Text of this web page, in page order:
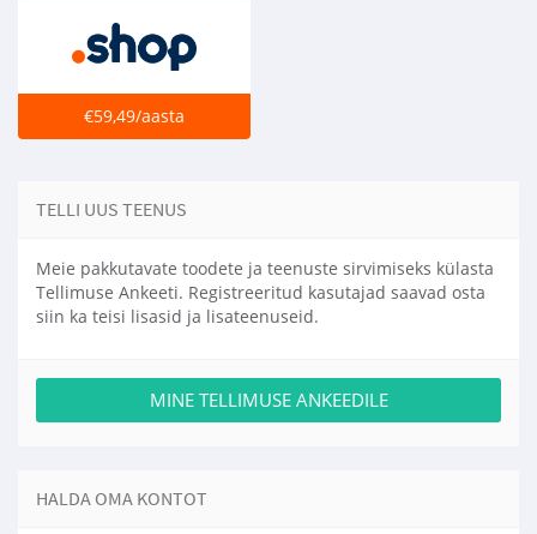
€59,49/aasta
TELLI UUS TEENUS
Meie pakkutavate toodete ja teenuste sirvimiseks külasta
Tellimuse Ankeeti. Registreeritud kasutajad saavad osta
siin ka teisi lisasid ja lisateenuseid.
MINE TELLIMUSE ANKEEDILE
HALDA OMA KONTOT